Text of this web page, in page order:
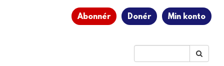
Abonnér Donér Min konto